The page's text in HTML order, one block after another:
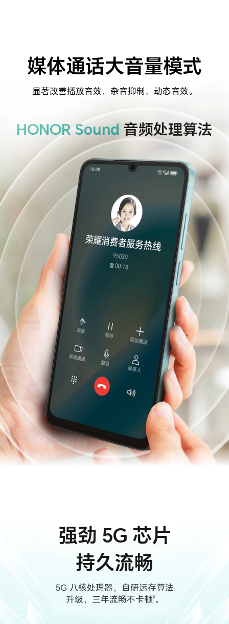
媒体通话大音量模式
显著改善播放音效，杂音抑制、动态音效。
HONOR Sound 音频处理算法
强劲 5G 芯片
持久流畅
5G 八核处理器，自研运存算法
升级，三年流畅不卡顿9。